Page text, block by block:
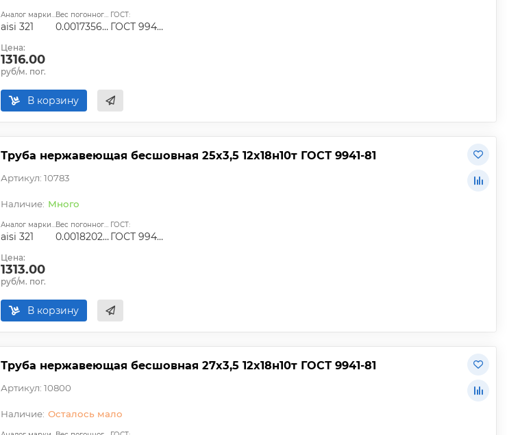
Аналог марки стали:
aisi 321
Вес погонного метра, т.:
0.0017356325
ГОСТ:
ГОСТ 9940-81, ГОСТ 9941-81, ГОСТ 24030-80, ГОСТ 10498-82
Цена:
1316.00
руб/м. пог.
В корзину
Труба нержавеющая бесшовная 25х3,5 12х18н10т ГОСТ 9941-81
Артикул: 10783
Много
Аналог марки стали:
aisi 321
Вес погонного метра, т.:
0.0018202975
ГОСТ:
ГОСТ 9940-81, ГОСТ 9941-81, ГОСТ 24030-80, ГОСТ 10498-82
Цена:
1313.00
руб/м. пог.
В корзину
Труба нержавеющая бесшовная 27х3,5 12х18н10т ГОСТ 9941-81
Артикул: 10800
Осталось мало